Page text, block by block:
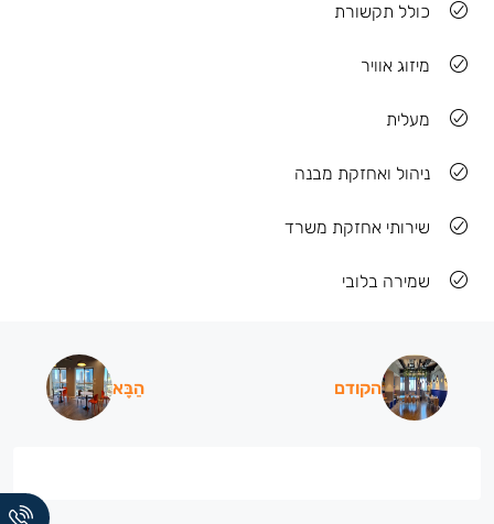
כולל תקשורת
מיזוג אוויר
מעלית
ניהול ואחזקת מבנה
שירותי אחזקת משרד
שמירה בלובי
הקודם הַבָּא